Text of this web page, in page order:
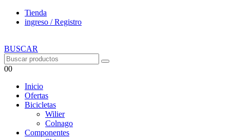
Tienda
ingreso / Registro
BUSCAR
00
Inicio
Ofertas
Bicicletas
Wilier
Colnago
Componentes